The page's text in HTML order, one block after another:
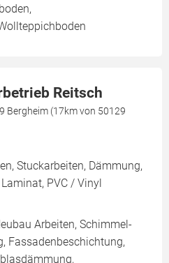
Reitsch
Bergheim (17km von 50129
Stuckarbeiten, Dämmung,
PVC / Vinyl
Arbeiten, Schimmel-
Fassadenbeschichtung,